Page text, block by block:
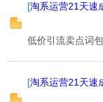
[淘系运营21天速
低价引流卖点词
[淘系运营21天速